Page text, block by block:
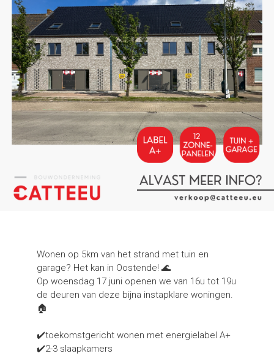
Wonen op 5km van het strand met tuin en
garage? Het kan in Oostende! 🌊
Op woensdag 17 juni openen we van 16u tot 19u
de deuren van deze bijna instapklare woningen.
🏠
✔️toekomstgericht wonen met energielabel A+
✔️2-3 slaapkamers